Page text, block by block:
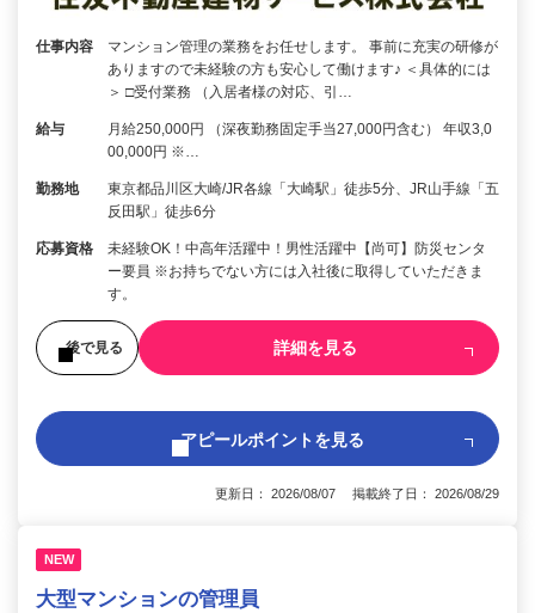
仕事内容
マンション管理の業務をお任せします。 事前に充実の研修が
ありますので未経験の方も安心して働けます♪ ＜具体的には
＞ □受付業務 （入居者様の対応、引…
給与
月給250,000円 （深夜勤務固定手当27,000円含む） 年収3,0
00,000円 ※…
勤務地
東京都品川区大崎/JR各線「大崎駅」徒歩5分、JR山手線「五
反田駅」徒歩6分
応募資格
未経験OK！中高年活躍中！男性活躍中【尚可】防災センタ
ー要員 ※お持ちでない方には入社後に取得していただきま
す。
後で見る 詳細を見る
アピールポイントを見る
更新日： 2026/08/07 掲載終了日： 2026/08/29
NEW
大型マンションの管理員